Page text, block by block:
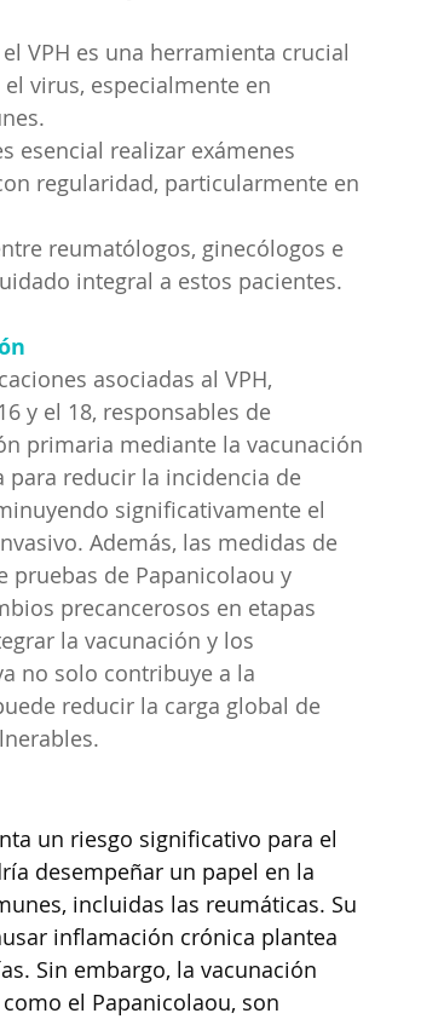
VPH es una herramienta crucial
virus, especialmente en
esencial realizar exámenes
regularidad, particularmente en
reumatólogos, ginecólogos e
integral a estos pacientes.
asociadas al VPH,
y el 18, responsables de
primaria mediante la vacunación
para reducir la incidencia de
significativamente el
Además, las medidas de
pruebas de Papanicolaou y
precancerosos en etapas
la vacunación y los
no solo contribuye a la
reducir la carga global de
un riesgo significativo para el
desempeñar un papel en la
incluidas las reumáticas. Su
inflamación crónica plantea
Sin embargo, la vacunación
el Papanicolaou, son